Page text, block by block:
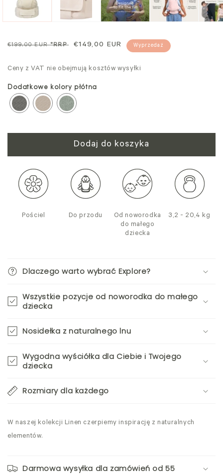
Cena
€199,00 EUR*RRP
Cena
€149,00 EUR Wyprzedaż
Ceny z VAT nie obejmują kosztów wysyłki
Dodatkowe kolory płótna
Dodaj do koszyka
Pościel Do przodu
Od noworodka
do małego
dziecka
3,2 - 20,4 kg
Dlaczego warto wybrać Explore?
Wszystkie pozycje od noworodka do małego
dziecka
Nosidełka z naturalnego lnu
Wygodna wyściółka dla Ciebie i Twojego
dziecka
Rozmiary dla każdego
W naszej kolekcji Linen czerpiemy inspirację z naturalnych
elementów.
Darmowa wysyłka dla zamówień od 55